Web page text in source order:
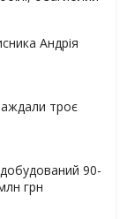
Андрія
троє
90-
грн